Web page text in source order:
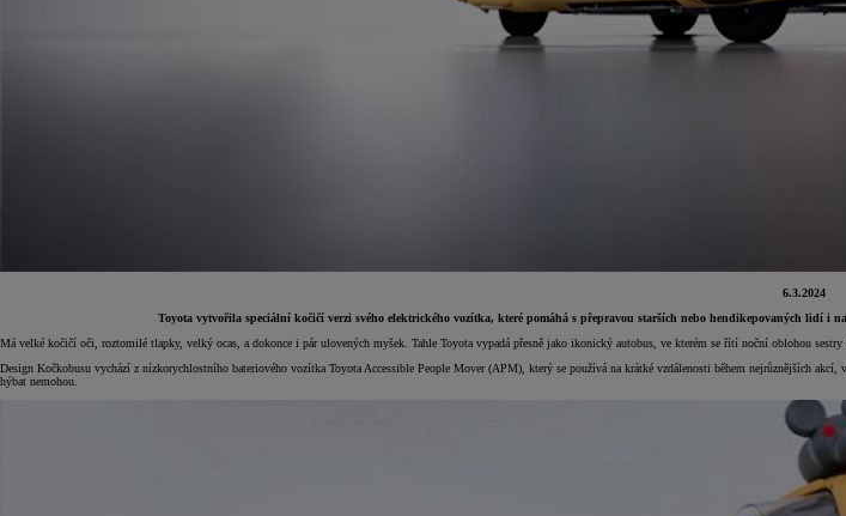
Od399 000 Kč s DPH
6.3.2024
Toyota vytvořila speciální kočičí verzi svého elektrického vozítka, které pomáhá s přepravou starších nebo hendikepovaných lidí
Má velké kočičí oči, roztomilé tlapky, velký ocas, a dokonce i pár ulovených myšek. Tahle Toyota vypadá přesně jako ikonický autobus, ve kterém se řítí noční oblohou
Design Kočkobusu vychází z nízkorychlostního bateriového vozítka Toyota Accessible People Mover (APM), který se používá na krátké vzdálenosti během nejrůznějších
hýbat nemohou.